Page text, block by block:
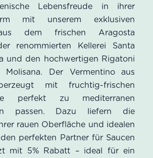
Lebensfreude in ihrer
mit unserem exklusiven
dem frischen Aragosta
renommierten Kellerei Santa
und den hochwertigen Rigatoni
Molisana. Der Vermentino aus
mit fruchtig-frischen
perfekt zu mediterranen
passen. Dazu liefern die
rauen Oberfläche und idealen
perfekten Partner für Saucen
mit 5% Rabatt – ideal für ein